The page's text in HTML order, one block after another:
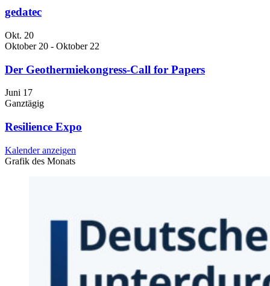
gedatec
Okt. 20
Oktober 20 - Oktober 22
Der Geothermiekongress-Call for Papers
Juni 17
Ganztägig
Resilience Expo
Kalender anzeigen
Grafik des Monats